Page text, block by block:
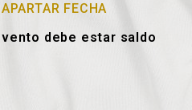
FECHA
debe estar saldo